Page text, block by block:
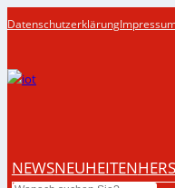
Datenschutzerklärung
NEWSNEUHEITEN